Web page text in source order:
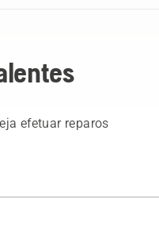
efetuar reparos